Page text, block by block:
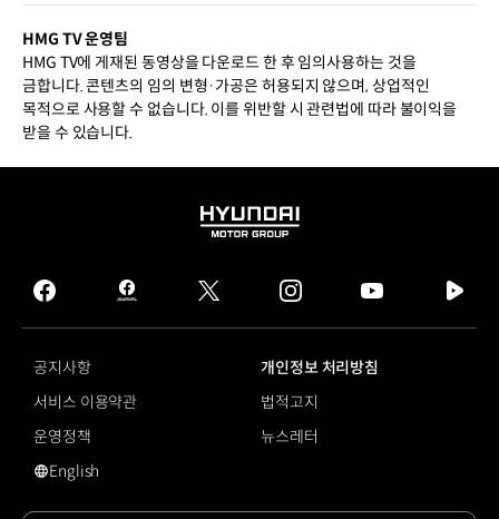
HMG TV 운영팀
HMG TV에 게재된 동영상을 다운로드 한 후 임의사용하는 것을
금합니다. 콘텐츠의 임의 변형·가공은 허용되지 않으며, 상업적인
목적으로 사용할 수 없습니다. 이를 위반할 시 관련법에 따라 불이익을
받을 수 있습니다.
HYUNDAI
GROUP
facebook
hmg
journal
twitter instagram
tv
공지사항
개인정보 처리방침
서비스 이용약관
법적고지
운영정책
뉴스레터
영문 사이트로 이동
English